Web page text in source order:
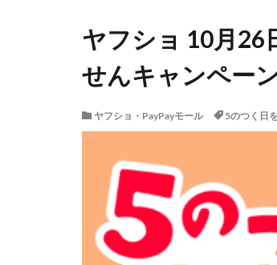
ヤフショ 10月26
せんキャンペー
ヤフショ・PayPayモール 5のつく日